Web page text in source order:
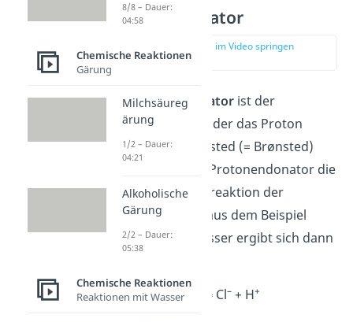
Protonendonator
zur Stelle im Video springen
(02:20)
DerProtonendonator ist der
Reaktionspartner, der das Proton
abgibt. Nach Brönsted (= Brønsted)
und Lowry ist der Protonendonator die
Säure. Für die Teilreaktion der
Protonenabgabe aus dem Beispiel
Salzsäure und Wasser ergibt sich dann
HCl ⇌ Cl– + H+
8/8 – Dauer:
04:58
Chemische Reaktionen
Gärung
Milchsäureg
ärung
1/2 – Dauer:
04:21
Alkoholische
Gärung
2/2 – Dauer:
05:38
Chemische Reaktionen
Reaktionen mit Wasser